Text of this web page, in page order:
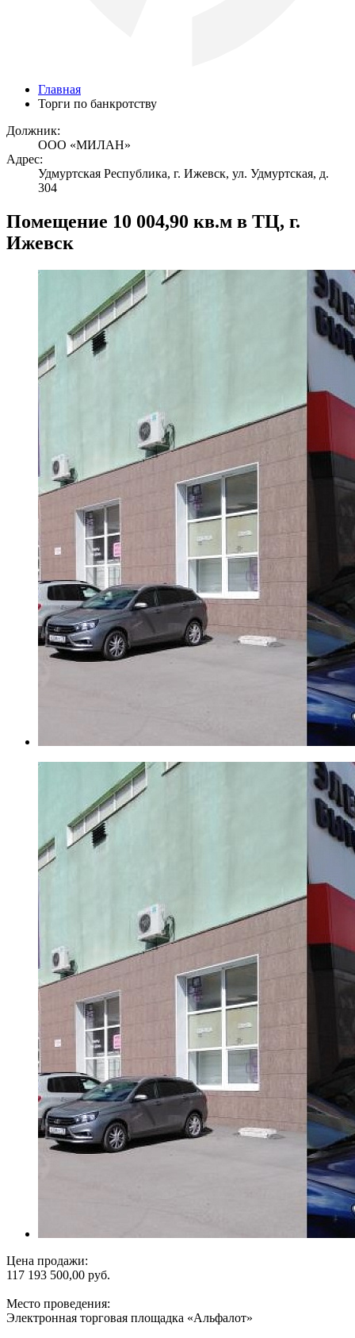
Главная
Торги по банкротству
Должник:
ООО «МИЛАН»
Адрес:
Удмуртская Республика, г. Ижевск, ул. Удмуртская, д.
304
Помещение 10 004,90 кв.м в ТЦ, г.
Ижевск
Цена продажи:
117 193 500,00 руб.
Место проведения:
Электронная торговая площадка «Альфалот»